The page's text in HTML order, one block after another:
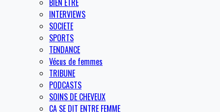
BIEN ÊTRE
INTERVIEWS
SOCIETE
SPORTS
TENDANCE
Vécus de femmes
TRIBUNE
PODCASTS
SOINS DE CHEVEUX
CA SE DIT ENTRE FEMME